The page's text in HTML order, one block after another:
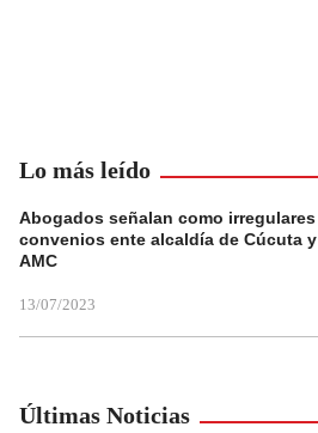
Lo más leído
Abogados señalan como irregulares
convenios ente alcaldía de Cúcuta y
AMC
13/07/2023
Últimas Noticias